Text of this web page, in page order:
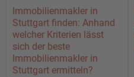
Immobilienmakler in
Stuttgart finden: Anhand
welcher Kriterien lässt
sich der beste
Immobilienmakler in
Stuttgart ermitteln?